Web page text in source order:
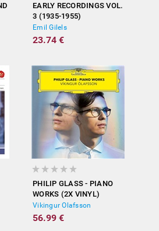
EARLY RECORDINGS VOL.
3 (1935-1955)
Emil Gilels
23.74 €
PHILIP GLASS - PIANO
WORKS (2X VINYL)
Vikingur Olafsson
56.99 €